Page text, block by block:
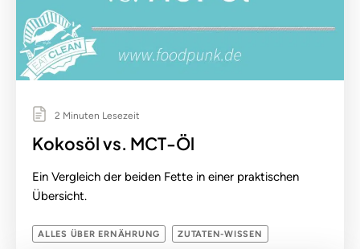
2 Minuten Lesezeit
Kokosöl vs. MCT-Öl
Ein Vergleich der beiden Fette in einer praktischen
Übersicht.
ALLES ÜBER ERNÄHRUNG ZUTATEN-WISSEN